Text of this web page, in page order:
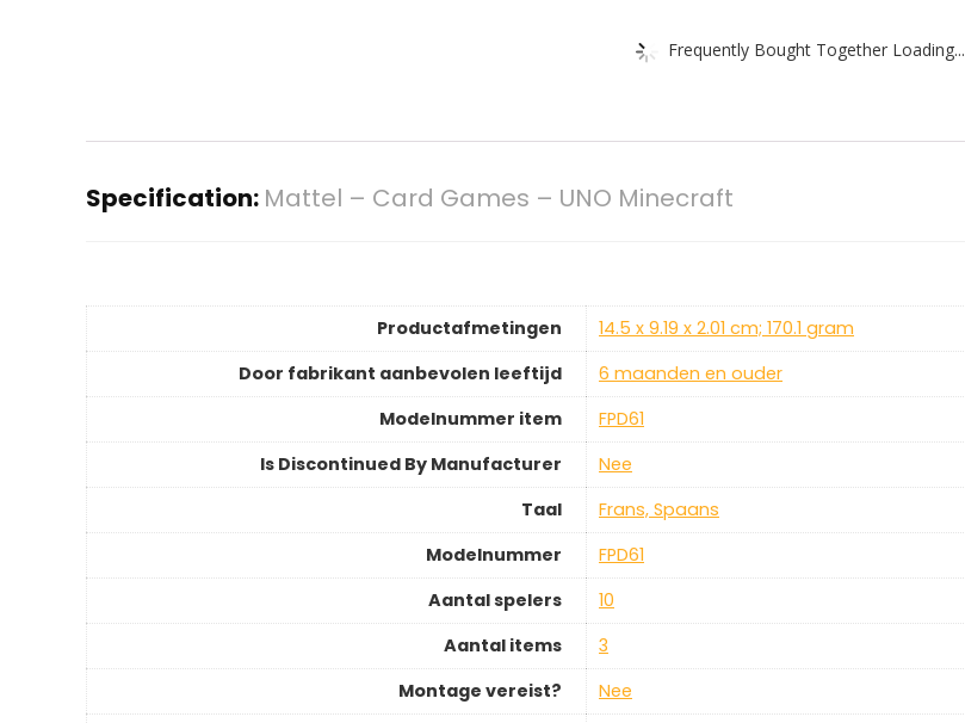
Frequently Bought Together Loading...
Specification: Mattel – Card Games – UNO Minecraft
Productafmetingen
‎14.5 x 9.19 x 2.01 cm; 170.1 gram
Door fabrikant aanbevolen leeftijd
‎6 maanden en ouder
Modelnummer item
‎FPD61
Is Discontinued By Manufacturer
‎Nee
Taal
‎Frans, Spaans
Modelnummer
‎FPD61
Aantal spelers
‎10
Aantal items
‎3
Montage vereist?
‎Nee